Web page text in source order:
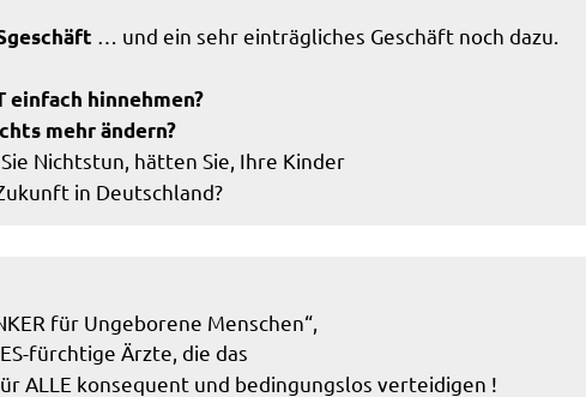
… und ein sehr einträgliches Geschäft noch dazu.
einfach hinnehmen?
mehr ändern?
Nichtstun, hätten Sie, Ihre Kinder
in Deutschland?
für Ungeborene Menschen“,
fürchtige Ärzte, die das
ALLE konsequent und bedingungslos verteidigen !